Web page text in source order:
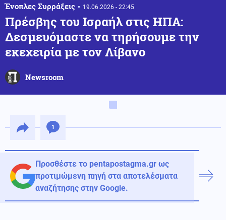
Ένοπλες Συρράξεις 19.06.2026 - 22:45
Πρέσβης του Ισραήλ στις ΗΠΑ:
Δεσμευόμαστε να τηρήσουμε την
εκεχειρία με τον Λίβανο
Newsroom
1
Προσθέστε το pentapostagma.gr ως
προτιμώμενη πηγή στα αποτελέσματα
αναζήτησης στην Google.